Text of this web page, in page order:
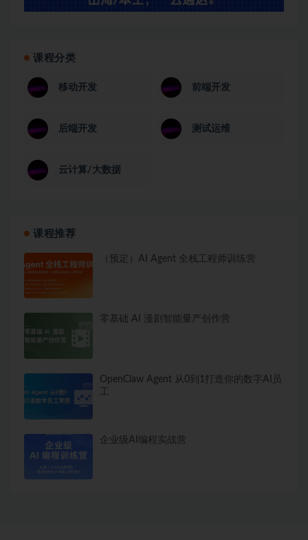
课程分类
移动开发 前端开发
后端开发 测试运维
云计算/大数据
课程推荐
（预定）AI Agent 全栈工程师训练营
零基础 AI 漫剧智能量产创作营
OpenClaw Agent 从0到1打造你的数字AI员
工
企业级AI编程实战营